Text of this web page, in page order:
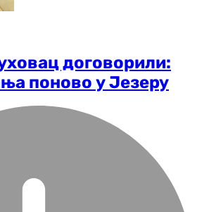
договорили:
поново у Језеру